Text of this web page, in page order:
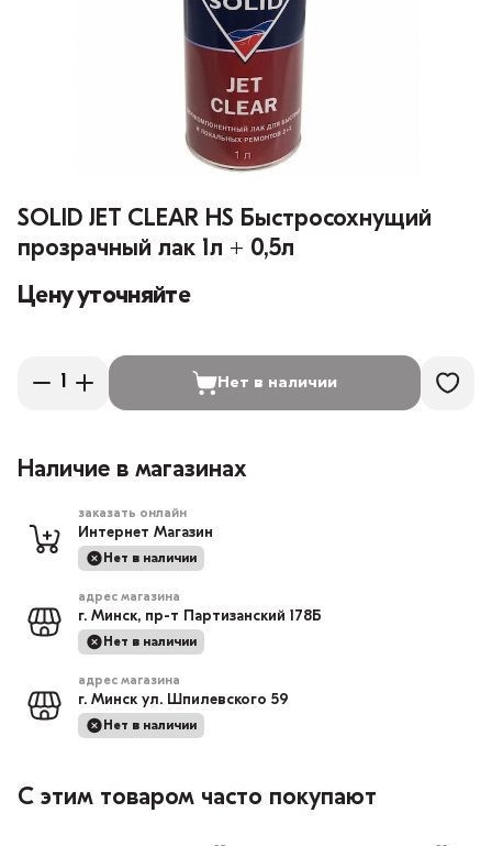
SOLID JET CLEAR HS Быстросохнущий
прозрачный лак 1л + 0,5л
Цену уточняйте
Нет в наличии
Наличие в магазинах
заказать онлайн
Интернет Магазин
Нет в наличии
адрес магазина
г. Минск, пр-т Партизанский 178Б
Нет в наличии
адрес магазина
г. Минск ул. Шпилевского 59
Нет в наличии
С этим товаром часто покупают